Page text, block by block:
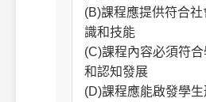
(B)課程應提供符合社
識和技能
(C)課程內容必須符
和認知發展
(D)課程應能啟發學生